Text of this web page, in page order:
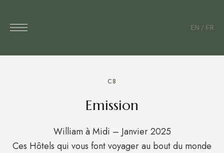
EN / FR
C8
Emission
William à Midi – Janvier 2025
Ces Hôtels qui vous font voyager au bout du monde